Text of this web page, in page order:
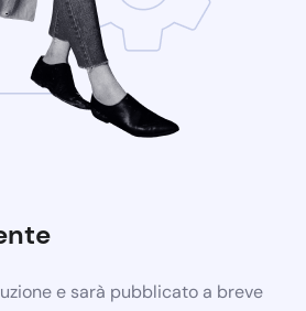
e sarà pubblicato a breve